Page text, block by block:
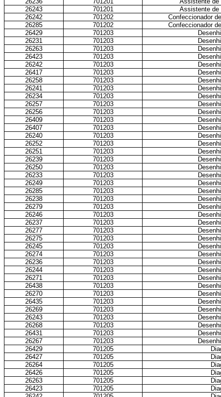
26243
701201
Assistente de
26242
701202
Confeccionador
26285
701202
Confeccionador
26429
701203
26231
701203
26263
701203
26423
701203
26242
701203
26417
701203
26258
701203
26241
701203
26234
701203
26257
701203
26256
701203
26409
701203
26407
701203
26240
701203
26252
701203
26251
701203
26239
701203
26250
701203
26233
701203
26249
701203
26285
701203
26238
701203
26279
701203
26246
701203
26237
701203
26277
701203
26275
701203
26245
701203
26274
701203
26236
701203
26244
701203
26271
701203
26438
701203
26270
701203
26435
701203
26269
701203
26243
701203
26268
701203
26431
701203
26267
701203
26429
701205
26427
701205
26264
701205
26426
701205
26263
701205
26423
701205